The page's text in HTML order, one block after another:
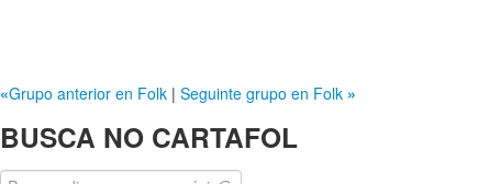
«Grupo anterior en Folk | Seguinte grupo en Folk »
BUSCA NO CARTAFOL